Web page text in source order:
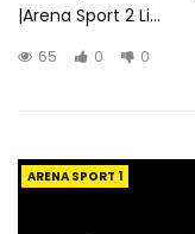
|Arena Sport 2 Li...
65 0 0
ARENA SPORT 1